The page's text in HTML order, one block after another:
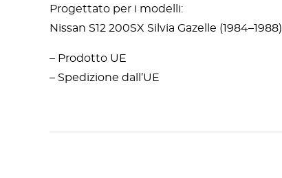
Progettato per i modelli:
Nissan S12 200SX Silvia Gazelle (1984–1988)
– Prodotto UE
– Spedizione dall’UE